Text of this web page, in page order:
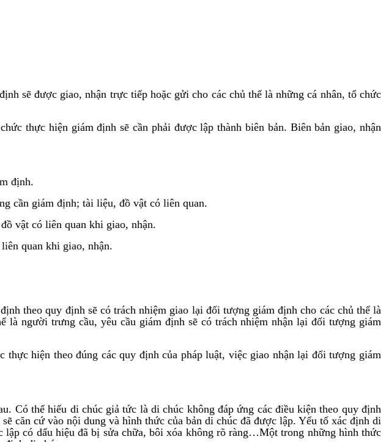
sẽ được giao, nhận trực tiếp hoặc gửi cho các chủ thể là những cá nhân, tổ chức
thực hiện giám định sẽ cần phải được lập thành biên bản. Biên bản giao, nhận
định.
cần giám định; tài liệu, đồ vật có liên quan.
vật có liên quan khi giao, nhận.
quan khi giao, nhận.
theo quy định sẽ có trách nhiệm giao lại đối tượng giám định cho các chủ thể là
người trưng cầu, yêu cầu giám định sẽ có trách nhiệm nhận lại đối tượng giám
hiện theo đúng các quy định của pháp luật, việc giao nhận lại đối tượng giám
Có thể hiểu di chúc giả tức là di chúc không đáp ứng các điều kiện theo quy định
căn cứ vào nội dung và hình thức của bản di chúc đã được lập. Yếu tố xác định di
có dấu hiệu đã bị sửa chữa, bôi xóa không rõ ràng…Một trong những hình thức